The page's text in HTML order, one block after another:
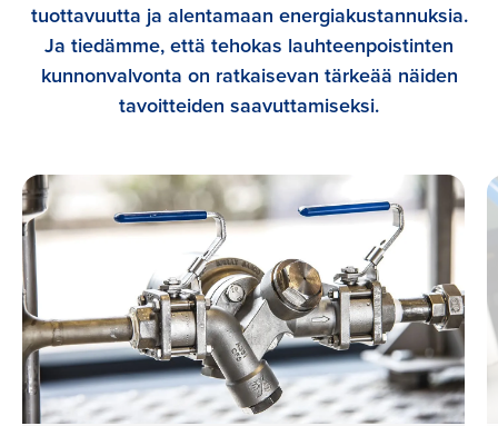
tuottavuutta ja alentamaan energiakustannuksia.
Ja tiedämme, että tehokas lauhteenpoistinten
kunnonvalvonta on ratkaisevan tärkeää näiden
tavoitteiden saavuttamiseksi.